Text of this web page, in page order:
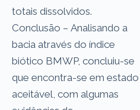
totais dissolvidos.
Conclusão – Analisando a
bacia através do índice
biótico BMWP, concluiu-se
que encontra-se em estado
aceitável, com algumas